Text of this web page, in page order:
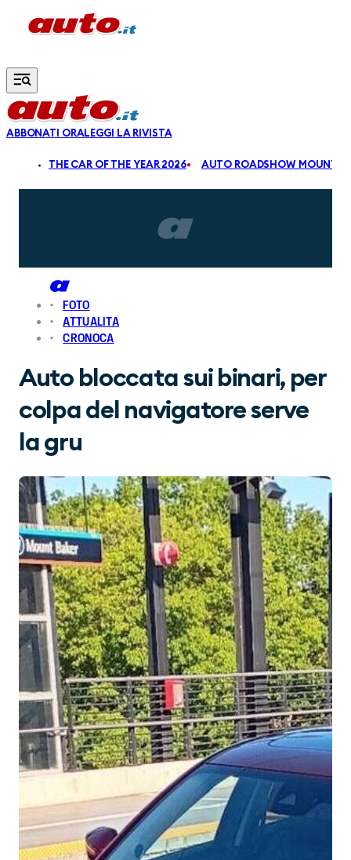
Vai al contenuto principale
ABBONATI ORALEGGI LA RIVISTA
THE CAR OF THE YEAR 2026 AUTO ROADSHOW
FOTO
ATTUALITA
CRONOCA
Auto bloccata sui binari, per
colpa del navigatore serve
la gru